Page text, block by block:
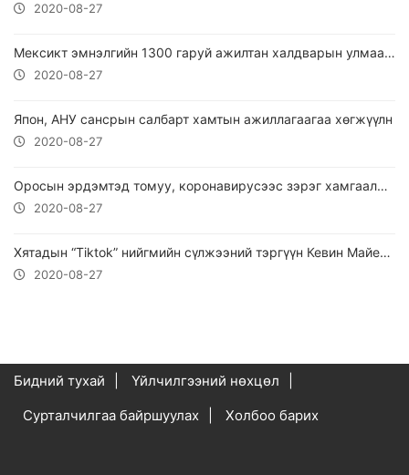
2020-08-27
Мексикт эмнэлгийн 1300 гаруй ажилтан халдварын улмаас нас барсан
2020-08-27
Япон, АНУ сансрын салбарт хамтын ажиллагаагаа хөгжүүлн
2020-08-27
Оросын эрдэмтэд томуу, коронавирусээс зэрэг хамгаалдаг вакцин бүтээнэ
2020-08-27
Хятадын “Tiktok” нийгмийн сүлжээний тэргүүн Кевин Майер албан тушаалаасаа огцрох тухайгаа мэдэгджээ.
2020-08-27
Бидний тухай
Үйлчилгээний нөхцөл
Сурталчилгаа байршуулах
Холбоо барих